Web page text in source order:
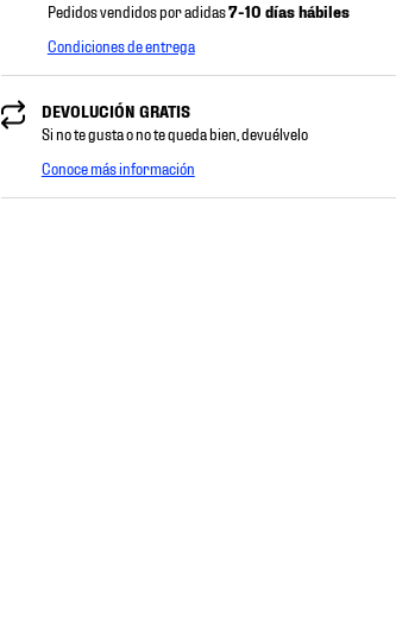
Pedidos vendidos por adidas7-10 días hábiles
Condiciones de entrega
DEVOLUCIÓN GRATIS
Si no te gusta o no te queda bien, devuélvelo
Conoce más información